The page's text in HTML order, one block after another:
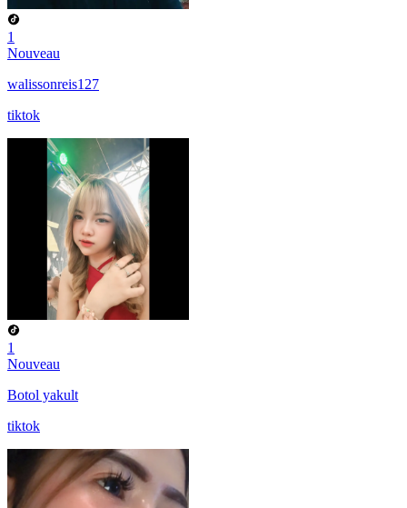
1
Nouveau
walissonreis127
tiktok
1
Nouveau
Botol yakult
tiktok